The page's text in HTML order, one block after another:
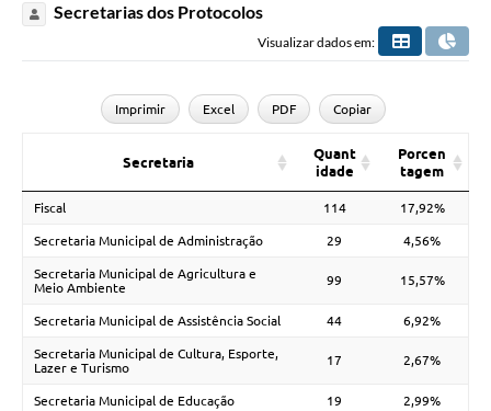
Secretarias dos Protocolos
Visualizar dados em:
Imprimir Excel PDF Copiar
Secretaria
Quant
idade
Porcen
tagem
Fiscal 114 17,92%
Secretaria Municipal de Administração 29 4,56%
Secretaria Municipal de Agricultura e
Meio Ambiente
99 15,57%
Secretaria Municipal de Assistência Social 44 6,92%
Secretaria Municipal de Cultura, Esporte,
Lazer e Turismo
17 2,67%
Secretaria Municipal de Educação 19 2,99%